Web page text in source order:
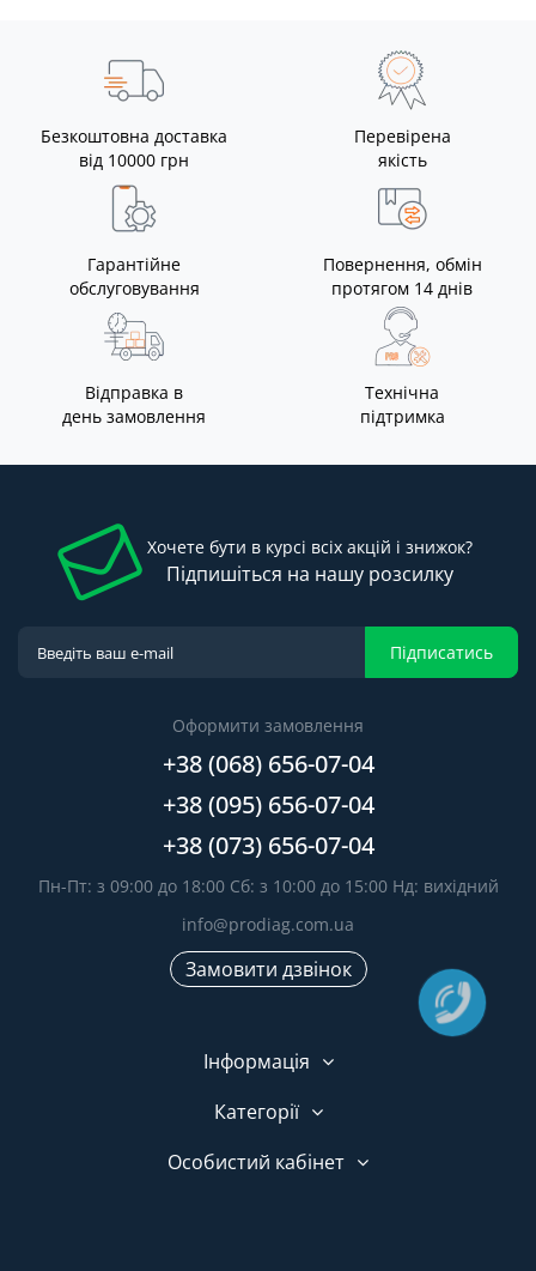
Безкоштовна доставка
від 10000 грн
Перевірена
якість
Гарантійне
обслуговування
Повернення, обмін
протягом 14 днів
Відправка в
день замовлення
Технічна
підтримка
Хочете бути в курсі всіх акцій і знижок?
Підпишіться на нашу розсилку
Підписатись
Оформити замовлення
+38 (068) 656-07-04
+38 (095) 656-07-04
+38 (073) 656-07-04
Пн-Пт: з 09:00 до 18:00 Сб: з 10:00 до 15:00 Нд: вихідний
info@prodiag.com.ua
Замовити дзвінок
Інформація
Категорії
Особистий кабінет